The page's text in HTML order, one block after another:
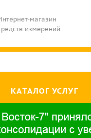
магазин
измерений
КАТАЛОГ УСЛУГ